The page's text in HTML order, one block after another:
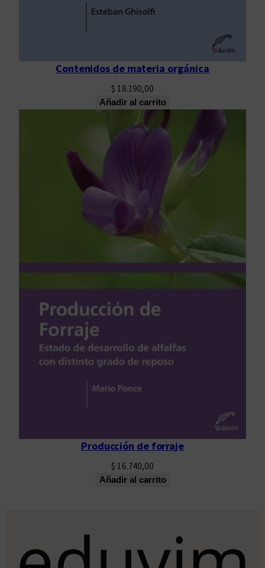
Contenidos de materia orgánica
$ 18.190,00
Añadir al carrito
Producción de forraje
$ 16.740,00
Añadir al carrito